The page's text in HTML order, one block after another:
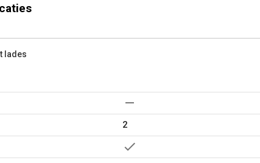
lades
2